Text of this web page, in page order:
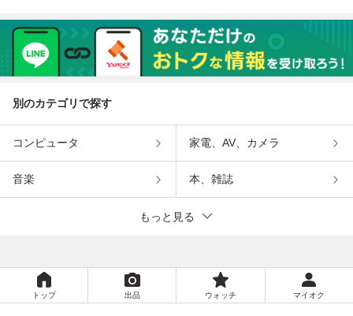
別のカテゴリで探す
コンピュータ 家電、AV、カメラ
音楽 本、雑誌
もっと見る
トップ 出品 ウォッチ マイオク